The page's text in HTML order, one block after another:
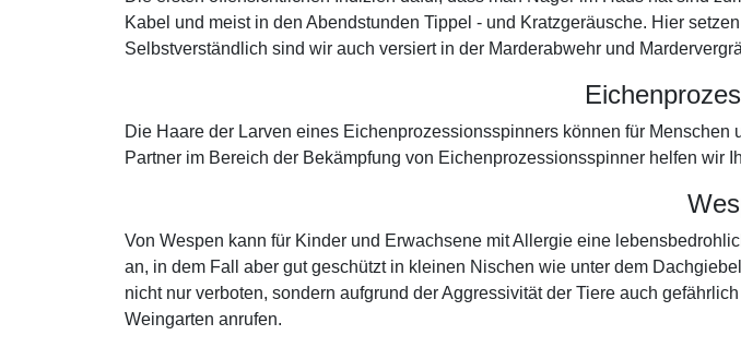
Kabel und meist in den Abendstunden Tippel - und Kratzgeräusche. Hier
Selbstverständlich sind wir auch versiert in der Marderabwehr und
Die Haare der Larven eines Eichenprozessionsspinners können für
Partner im Bereich der Bekämpfung von Eichenprozessionsspinner helfen wir
Von Wespen kann für Kinder und Erwachsene mit Allergie eine
an, in dem Fall aber gut geschützt in kleinen Nischen wie unter dem
nicht nur verboten, sondern aufgrund der Aggressivität der Tiere auch
Weingarten anrufen.